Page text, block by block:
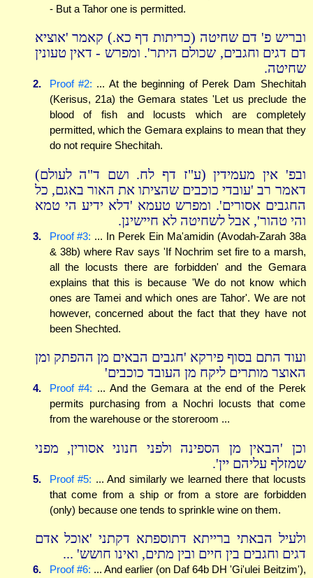
- But a Tahor one is permitted.
ובריש פ' דם שחיטה (כריתות דף כא.) קאמר 'אוציא
דם דגים וחגבים, שכולם היתר'. ומפרש - דאין טעונין
שחיטה.
2. Proof #2: ... At the beginning of Perek Dam Shechitah
(Kerisus, 21a) the Gemara states 'Let us preclude the
blood of fish and locusts which are completely
permitted, which the Gemara explains to mean that they
do not require Shechitah.
ובפ' אין מעמידין (ע"ז דף לח. ושם ד"ה לעולם)
דאמר רב 'עובדי כוכבים שהציתו את האור באגם, כל
החגבים אסורים'. ומפרש טעמא 'דלא ידיע הי טמא
והי טהור', אבל לשחיטה לא חיישינן.
3. Proof #3: ... In Perek Ein Ma'amidin (Avodah-Zarah 38a
& 38b) where Rav says 'If Nochrim set fire to a marsh,
all the locusts there are forbidden' and the Gemara
explains that this is because 'We do not know which
ones are Tamei and which ones are Tahor'. We are not
however, concerned about the fact that they have not
been Shechted.
ועוד התם בסוף פירקא 'חגבים הבאים מן ההפתק ומן
האוצר מותרים ליקח מן העובד כוכבים'
4. Proof #4: ... And the Gemara at the end of the Perek
permits purchasing from a Nochri locusts that come
from the warehouse or the storeroom ...
וכן 'הבאין מן הספינה ולפני חנוני אסורין, מפני
שמזלף עליהם יין'.
5. Proof #5: ... And similarly we learned there that locusts
that come from a ship or from a store are forbidden
(only) because one tends to sprinkle wine on them.
ולעיל הבאתי ברייתא דתוספתא דקתני 'אוכל אדם
דגים וחגבים בין חיים ובין מתים, ואינו חושש' ...
6. Proof #6: ... And earlier (on Daf 64b DH 'Gi'ulei Beitzim'),